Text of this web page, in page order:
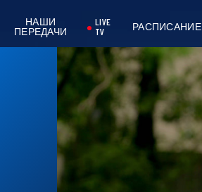
НАШИ
ПЕРЕДАЧИ
LIVE
TV
РАСПИСАНИЕ